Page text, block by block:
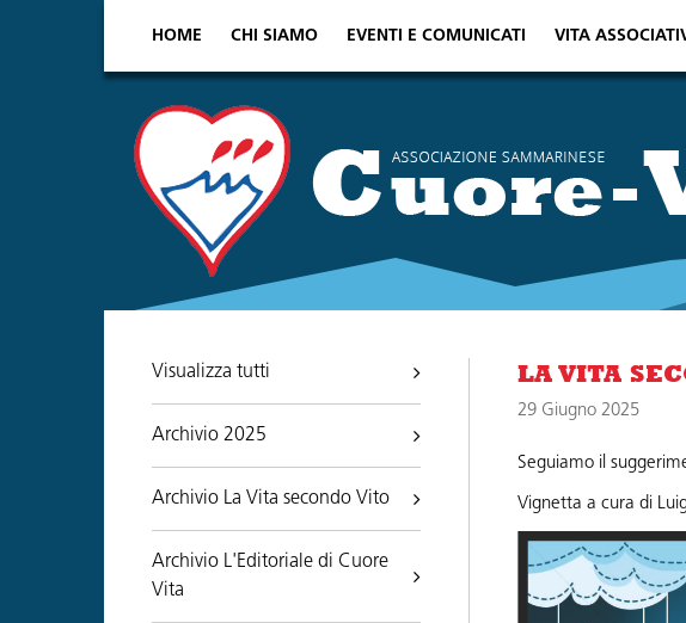
HOME CHI SIAMO EVENTI E COMUNICATI VITA
Visualizza tutti
Archivio 2025
Archivio La Vita secondo Vito
Archivio L'Editoriale di Cuore
Vita
LA VITA
29 Giugno 2025
Seguiamo il
Vignetta a cura di